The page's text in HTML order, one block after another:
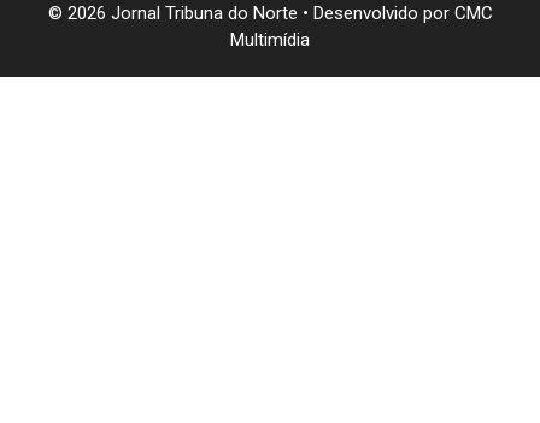
© 2026 Jornal Tribuna do Norte • Desenvolvido por CMC
Multimídia